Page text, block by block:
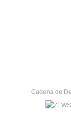
Cadena de